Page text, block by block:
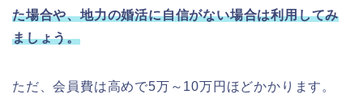
た場合や、地力の婚活に自信がない場合は利用してみ
ましょう。
ただ、会員費は高めで5万～10万円ほどかかります。